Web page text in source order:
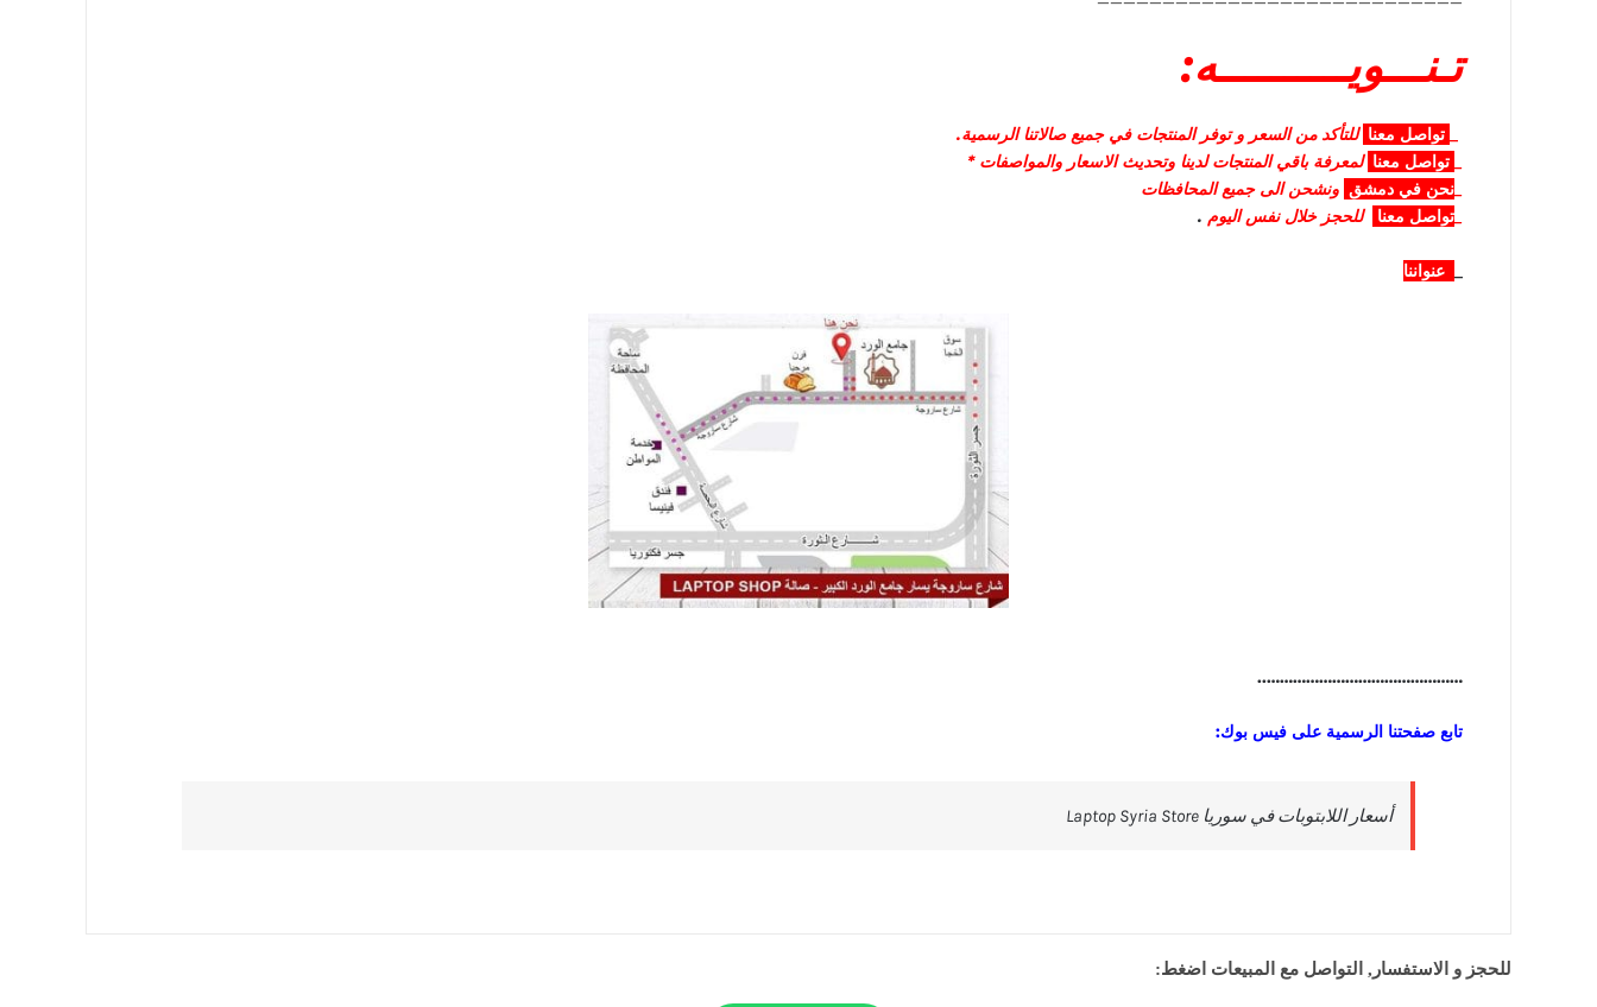
تـنـــويــــــــــه:
تواصل معنا للتأكد من السعر و توفر المنتجات في جميع صالاتنا الرسمية.
تواصل معنا لمعرفة باقي المنتجات لدينا وتحديث الاسعار والمواصفات *
نحن في دمشق ونشحن الى جميع المحافظات
تواصل معنا للحجز خلال نفس اليوم .
عنواننا
………………………………………..
تابع صفحتنا الرسمية على فيس بوك:
للحجز و الاستفسار, التواصل مع المبيعات اضغط: